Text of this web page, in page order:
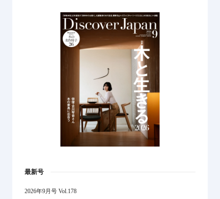
最新号
2026年9月号 Vol.178